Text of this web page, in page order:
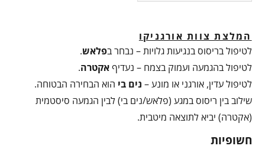
המלצת צוות אורגניקו
לטיפול בריסוס בנגיעות גלויות – נבחר בפלאש.
לטיפול בהגמעה ועמוק בצמח – נעדיףאקטרה.
לטיפול עדין, אורגני או מונע – נים בי הוא הבחירה הבטוחה.
שילוב בין ריסוס במגע (פלאש/נים בי) לבין הגמעה סיסטמית
(אקטרה) יביא לתוצאה מיטבית.
חשופיות